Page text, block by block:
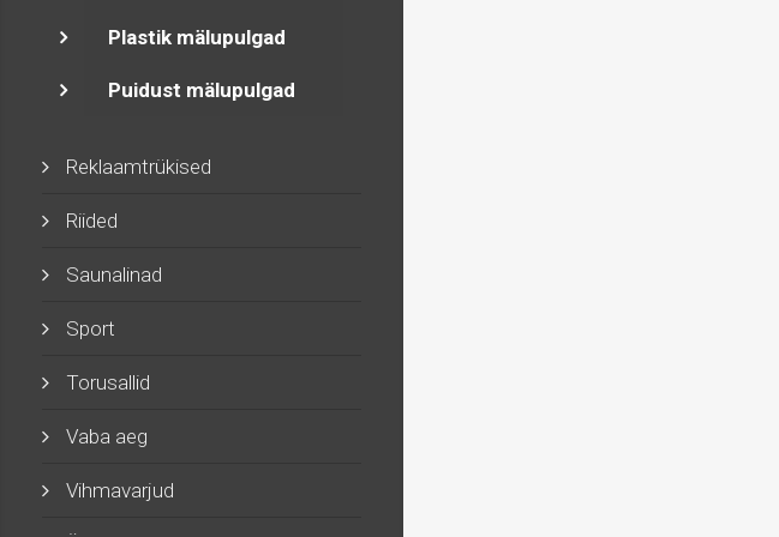
Plastik mälupulgad
Puidust mälupulgad
Reklaamtrükised
Riided
Saunalinad
Sport
Torusallid
Vaba aeg
Vihmavarjud